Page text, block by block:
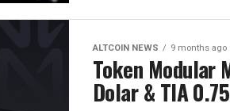
ALTCOIN NEWS 9 months ago
Token Modular
Dolar & TIA